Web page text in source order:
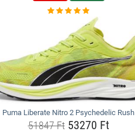
Puma Liberate Nitro 2 Psychedelic Rush
51847 Ft53270 Ft